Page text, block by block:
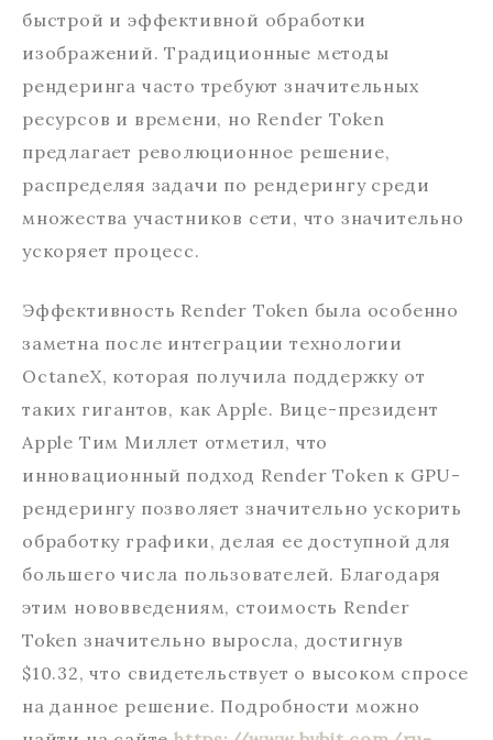
быстрой и эффективной обработки
изображений. Традиционные методы
рендеринга часто требуют значительных
ресурсов и времени, но Render Token
предлагает революционное решение,
распределяя задачи по рендерингу среди
множества участников сети, что значительно
ускоряет процесс.
Эффективность Render Token была особенно
заметна после интеграции технологии
OctaneX, которая получила поддержку от
таких гигантов, как Apple. Вице-президент
Apple Тим Миллет отметил, что
инновационный подход Render Token к GPU-
рендерингу позволяет значительно ускорить
обработку графики, делая ее доступной для
большего числа пользователей. Благодаря
этим нововведениям, стоимость Render
Token значительно выросла, достигнув
$10.32, что свидетельствует о высоком спросе
на данное решение. Подробности можно